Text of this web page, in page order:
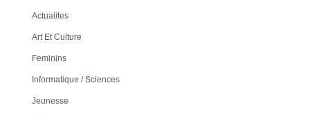
Actualites
Art Et Culture
Feminins
Informatique / Sciences
Jeunesse